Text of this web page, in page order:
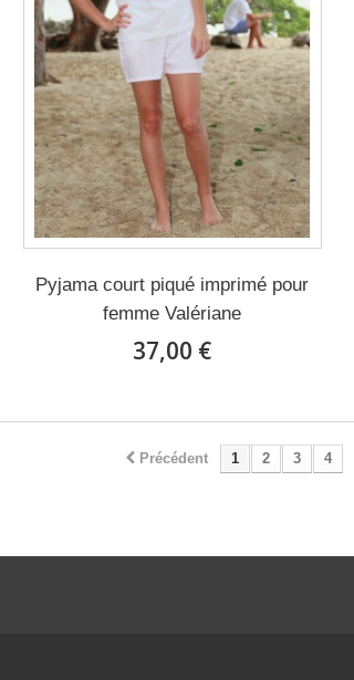
Pyjama court piqué imprimé pour
femme Valériane
37,00 €
Précédent 1 2 3 4